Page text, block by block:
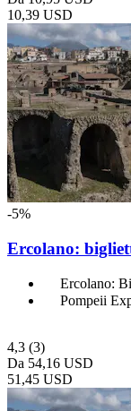
10,39 USD
-5%
Ercolano:
Ercolano:
Pompeii
4,3 (3)
Da 54,16 USD
51,45 USD